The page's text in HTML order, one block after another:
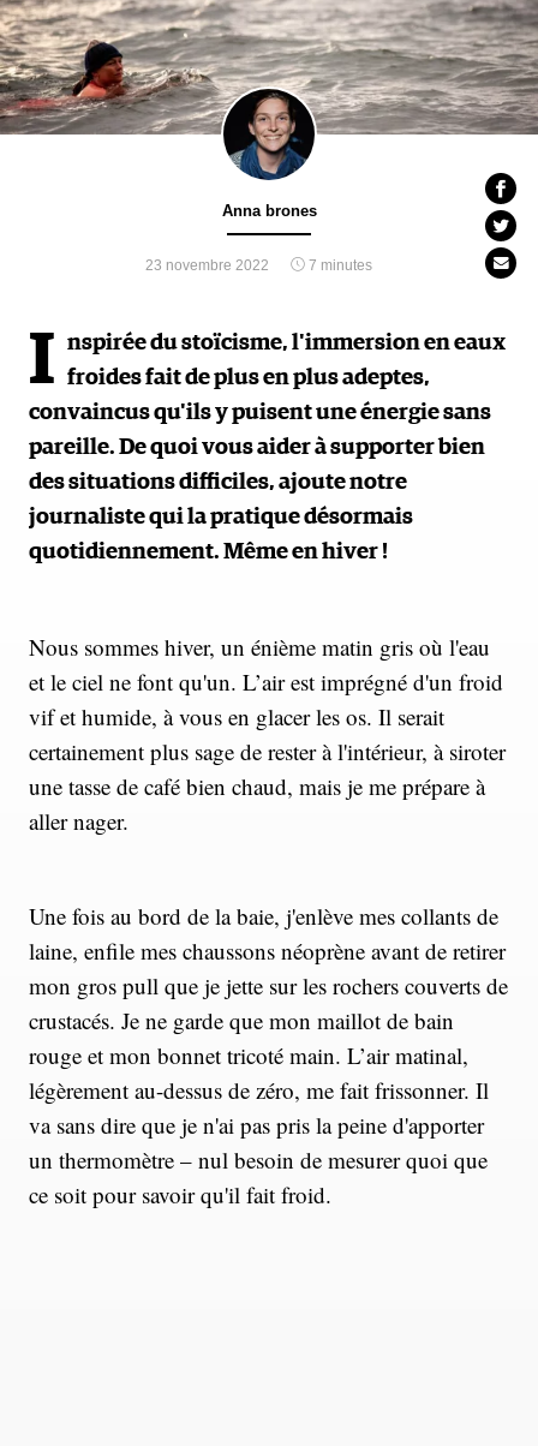
Anna brones
23 novembre 2022 7 minutes
I nspirée du stoïcisme, l'immersion en eaux
froides fait de plus en plus adeptes,
convaincus qu'ils y puisent une énergie sans
pareille. De quoi vous aider à supporter bien
des situations difficiles, ajoute notre
journaliste qui la pratique désormais
quotidiennement. Même en hiver !
Nous sommes hiver, un énième matin gris où l'eau
et le ciel ne font qu'un. L’air est imprégné d'un froid
vif et humide, à vous en glacer les os. Il serait
certainement plus sage de rester à l'intérieur, à siroter
une tasse de café bien chaud, mais je me prépare à
aller nager.
Une fois au bord de la baie, j'enlève mes collants de
laine, enfile mes chaussons néoprène avant de retirer
mon gros pull que je jette sur les rochers couverts de
crustacés. Je ne garde que mon maillot de bain
rouge et mon bonnet tricoté main. L’air matinal,
légèrement au-dessus de zéro, me fait frissonner. Il
va sans dire que je n'ai pas pris la peine d'apporter
un thermomètre – nul besoin de mesurer quoi que
ce soit pour savoir qu'il fait froid.